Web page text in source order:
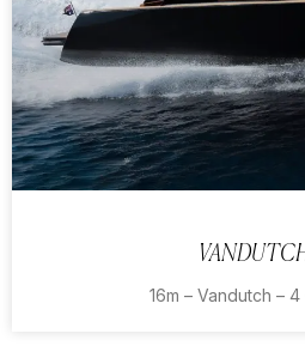
16m – Vandutch –